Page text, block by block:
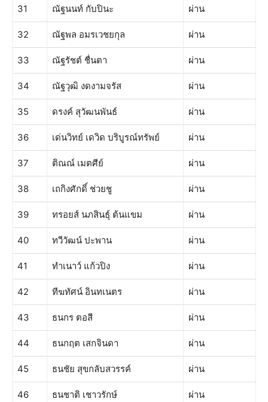
31 ณัฐนนท์ กับปินะ ผ่าน
32 ณัฐพล อมรเวชยกุล ผ่าน
33 ณัฐรัชต์ ชื่นตา ผ่าน
34 ณัฐวุฒิ งดงามจรัส ผ่าน
35 ดรงค์ สุวัฒนพันธ์ ผ่าน
36 เด่นวิทย์ เดวิด บริบูรณ์ทรัพย์ ผ่าน
37 ติณณ์ เมตศีย์ ผ่าน
38 เถกิงศักดิ์ ช่วยชู ผ่าน
39 ทรอยส์ นภสินธุ์ ต้นแขม ผ่าน
40 ทวีวัฒน์ ปะพาน ผ่าน
41 ทำเนาว์ แก้วปิง ผ่าน
42 ทีฆทัศน์ อินทเนตร ผ่าน
43 ธนกร ตอสี ผ่าน
44 ธนกฤต เสกจินดา ผ่าน
45 ธนชัย สุขกลับสวรรค์ ผ่าน
46 ธนชาติ เชาวรักษ์ ผ่าน